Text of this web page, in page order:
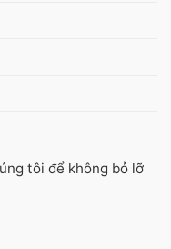
tôi để không bỏ lỡ